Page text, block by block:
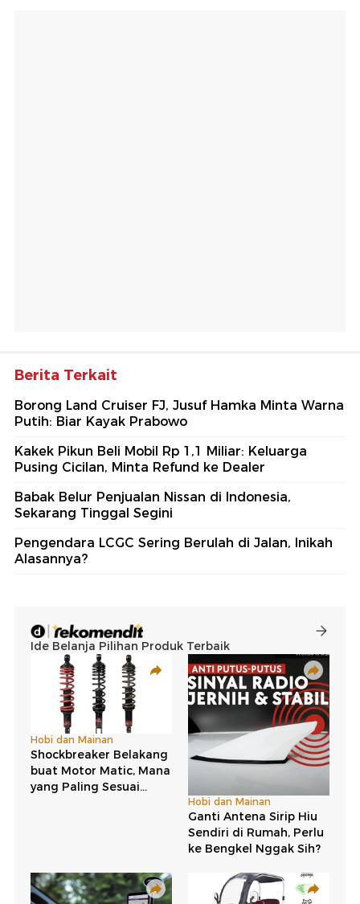
Berita Terkait
Borong Land Cruiser FJ, Jusuf Hamka Minta Warna
Putih: Biar Kayak Prabowo
Kakek Pikun Beli Mobil Rp 1,1 Miliar: Keluarga
Pusing Cicilan, Minta Refund ke Dealer
Babak Belur Penjualan Nissan di Indonesia,
Sekarang Tinggal Segini
Pengendara LCGC Sering Berulah di Jalan, Inikah
Alasannya?